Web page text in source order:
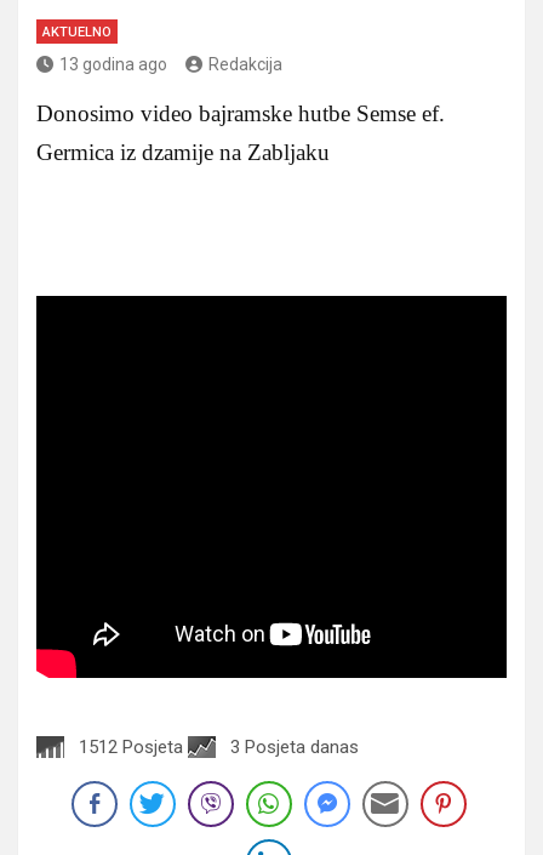
AKTUELNO
13 godina ago Redakcija
Donosimo video bajramske hutbe Semse ef.
Germica iz dzamije na Zabljaku
1512 Posjeta 3 Posjeta danas